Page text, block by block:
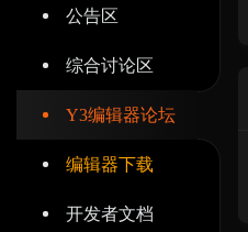
公告区
综合讨论区
Y3编辑器论坛
编辑器下载
开发者文档